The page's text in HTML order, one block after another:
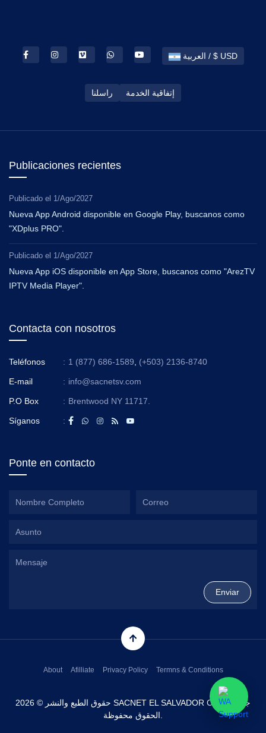
العربية / $ USD
راسلنا إتفاقية الخدمة
Publicaciones recientes
Publicado el 1/Ago/2027
Nueva App Android disponible en Google Play, buscanos como
"XDplus PRO".
Publicado el 1/Ago/2027
Nueva App iOS disponible en App Store, buscanos como "ArezTV
IPTV Media Player".
Contacta con nosotros
Teléfonos : 1 (877) 686-1589 (+503) 2136-8740
E-mail : info@sacnetsv.com
P.O Box : Brentwood NY 11717.
Síganos :
Ponte en contacto
حقوق الطبع والنشر © 2026 SACNET EL SALVADOR CORP. جميع
About Afilliate Privacy Policy Termns & Conditions